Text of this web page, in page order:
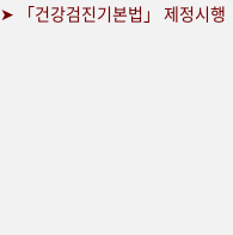
➤ 「건강검진기본법」 제정시행